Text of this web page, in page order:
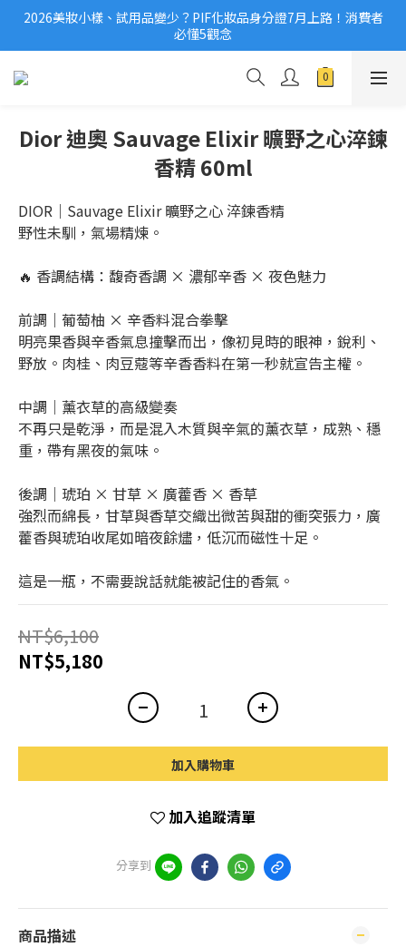
2026美妝小樣、試用品變少？PIF化妝品身分證7月上路！消費者
必懂5觀念
2026美妝小樣、試用品變少？PIF化妝品身分證7月上路！消費者
必懂5觀念
滿$1,000免運費/滿$3,000享分期0利率
美妝機會？
2026美妝小樣、試用品變少？PIF化妝品身分證7月上路！消費者
Dior 迪奧 Sauvage Elixir 曠野之心淬鍊
香精 60ml
DIOR｜Sauvage Elixir 曠野之心 淬鍊香精
野性未馴，氣場精煉。
🔥 香調結構：馥奇香調 × 濃郁辛香 × 夜色魅力
前調｜葡萄柚 × 辛香料混合拳擊
明亮果香與辛香氣息撞擊而出，像初見時的眼神，銳利、
野放。肉桂、肉豆蔻等辛香香料在第一秒就宣告主權。
中調｜薰衣草的高級變奏
不再只是乾淨，而是混入木質與辛氣的薰衣草，成熟、穩
重，帶有黑夜的氣味。
後調｜琥珀 × 甘草 × 廣藿香 × 香草
強烈而綿長，甘草與香草交織出微苦與甜的衝突張力，廣
藿香與琥珀收尾如暗夜餘燼，低沉而磁性十足。
這是一瓶，不需要說話就能被記住的香氣。
NT$6,100
NT$5,180
加入購物車
加入追蹤清單
分享到
商品描述